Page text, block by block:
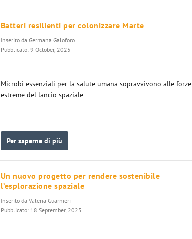
Batteri resilienti per colonizzare Marte
Inserito da Germana Galoforo
Pubblicato: 9 October, 2025
Microbi essenziali per la salute umana sopravvivono alle forze
estreme del lancio spaziale
Per saperne di più
Un nuovo progetto per rendere sostenibile
l’esplorazione spaziale
Inserito da Valeria Guarnieri
Pubblicato: 18 September, 2025